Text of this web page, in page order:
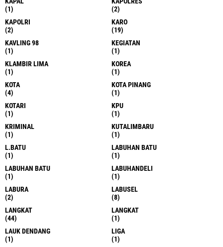
(1)
(2)
KAPOLRI
(2)
KARO
(19)
KAVLING 98
(1)
KEGIATAN
(1)
KLAMBIR LIMA
(1)
KOREA
(1)
KOTA
(4)
KOTA PINANG
(1)
KOTARI
(1)
KPU
(1)
KRIMINAL
(1)
KUTALIMBARU
(1)
L.BATU
(1)
LABUHAN BATU
(1)
LABUHAN BATU
(1)
LABUHANDELI
(1)
LABURA
(2)
LABUSEL
(8)
LANGKAT
(44)
LANGKAT
(1)
LAUK DENDANG
(1)
LIGA
(1)